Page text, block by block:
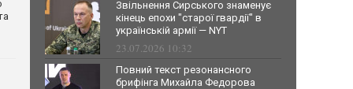
Звільнення Сирського знаменує
кінець епохи "старої гвардії" в
українській армії — NYT
23.07.2026 10:32
Повний текст резонансного
брифінга Михайла Федорова